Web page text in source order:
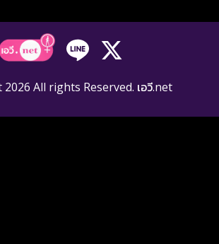
All rights Reserved. เอวี.net